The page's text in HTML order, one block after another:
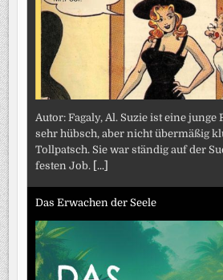
Autor: Fagaly, Al. Suzie ist eine junge
sehr hübsch, aber nicht übermäßig
Tollpatsch. Sie war ständig auf der
festen Job. [...]
Das Erwachen der Seele